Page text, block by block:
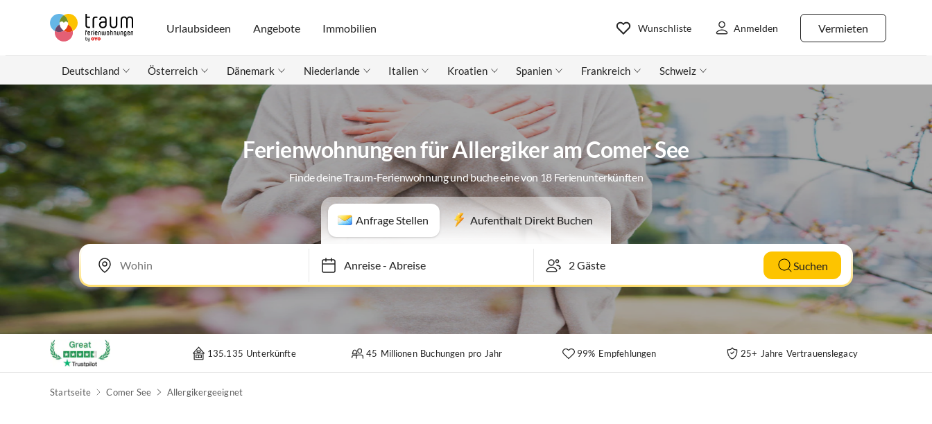
Urlaubsideen Angebote Immobilien Vermieten
Wunschliste Anmelden
Deutschland Österreich Dänemark Niederlande Italien Kroatien Spanien Frankreich Schweiz
Ferienwohnungen für Allergiker am Comer See
Finde deine Traum-Ferienwohnung und buche eine von 18 Ferienunterkünften
Anfrage Stellen Aufenthalt Direkt Buchen
Anreise-Abreise Suchen
135.135 Unterkünfte 45 Millionen Buchungen pro Jahr 99% Empfehlungen 25+ Jahre Vertrauenslegacy
Startseite Comer See Allergikergeeignet